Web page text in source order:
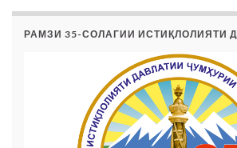
РАМЗИ 35-СОЛАГИИ ИСТИҚЛОЛИЯТИ